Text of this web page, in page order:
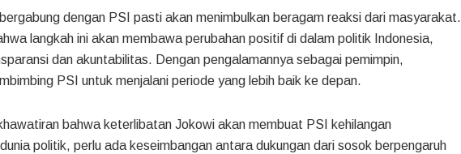
dengan PSI pasti akan menimbulkan beragam reaksi dari masyarakat.
langkah ini akan membawa perubahan positif di dalam politik Indonesia,
dan akuntabilitas. Dengan pengalamannya sebagai pemimpin,
PSI untuk menjalani periode yang lebih baik ke depan.
bahwa keterlibatan Jokowi akan membuat PSI kehilangan
politik, perlu ada keseimbangan antara dukungan dari sosok berpengaruh